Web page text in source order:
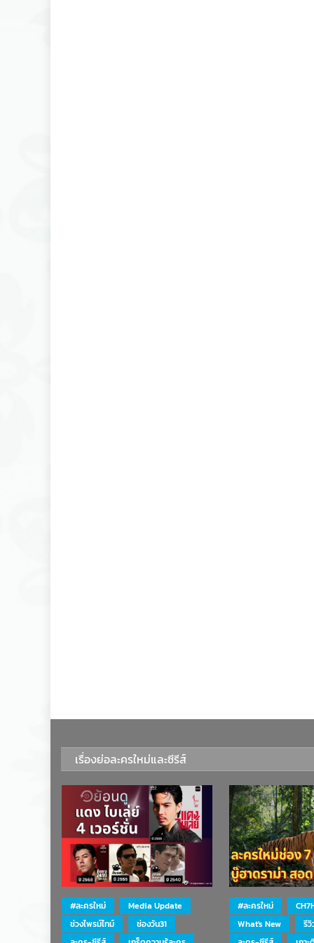
เรื่องย่อละครใหม่และซีรีส์
#ละครใหม่
Media Update
ช่วงไพรม์ไทม์
ช่องวัน31
#ละครใหม่
What's New
รี